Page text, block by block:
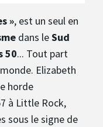
», est un seul en
dans leSud
50... Tout part
Elizabeth
horde
à Little Rock,
sous le signe de